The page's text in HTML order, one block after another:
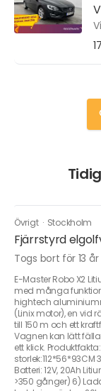
Övrigt · Stockholm
Fjärrstyrd
Togs bort för 13
E-Master Robo X2
med många
hightech
(Linix motor), en vid
till 150 m och ett
Vagnen kan lätt
ett klick.
storlek:112*56*93CM
Batteri: 12V, 20Ah
>350 gånger) 6)